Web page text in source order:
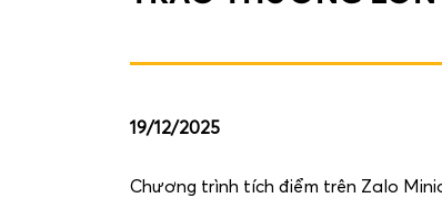
19/12/2025
Chương trình tích điểm trên Zalo